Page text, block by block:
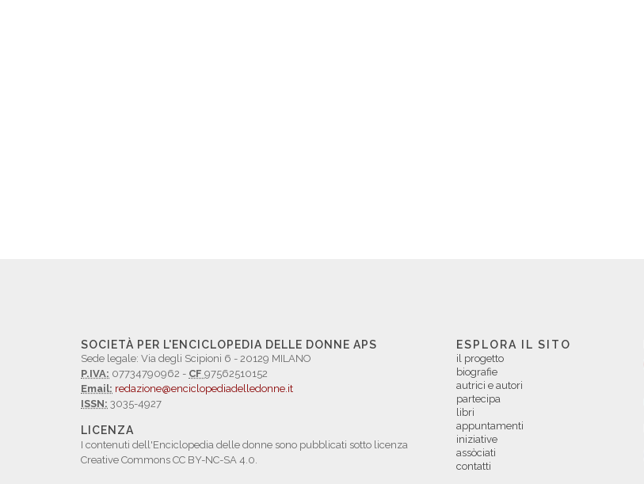
SOCIETÀ PER L'ENCICLOPEDIA DELLE DONNE APS
Sede legale: Via degli Scipioni 6 - 20129 MILANO
P.IVA: 07734790962 - CF 97562510152
Email: redazione@enciclopediadelledonne.it
ISSN: 3035-4927
LICENZA
I contenuti dell'Enciclopedia delle donne sono pubblicati sotto licenza
Creative Commons CC BY-NC-SA 4.0.
ESPLORA IL SITO
il progetto
biografie
autrici e autori
partecipa
libri
appuntamenti
iniziative
assòciati
contatti